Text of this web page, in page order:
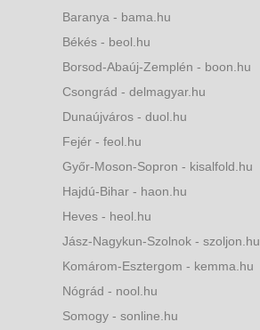
Baranya - bama.hu
Békés - beol.hu
Borsod-Abaúj-Zemplén - boon.hu
Csongrád - delmagyar.hu
Dunaújváros - duol.hu
Fejér - feol.hu
Győr-Moson-Sopron - kisalfold.hu
Hajdú-Bihar - haon.hu
Heves - heol.hu
Jász-Nagykun-Szolnok - szoljon.hu
Komárom-Esztergom - kemma.hu
Nógrád - nool.hu
Somogy - sonline.hu